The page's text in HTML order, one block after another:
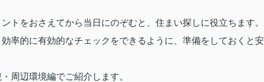
トをおさえてから当日にのぞむと、住まい探しに役立ちます。
率的に有効的なチェックをできるように、準備をしておくと安
周辺環境編でご紹介します。